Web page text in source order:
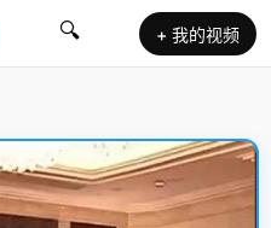
🔍 + 我的视频